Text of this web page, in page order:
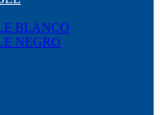
BLANCO
NEGRO